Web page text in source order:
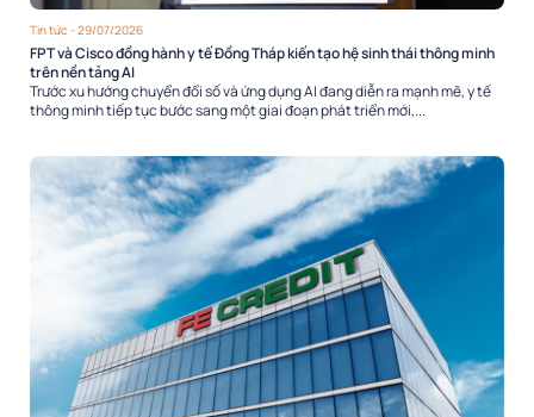
Tin tức - 29/07/2026
FPT và Cisco đồng hành y tế Đồng Tháp kiến tạo hệ sinh thái thông minh
trên nền tảng AI
Trước xu hướng chuyển đổi số và ứng dụng AI đang diễn ra mạnh mẽ, y tế
thông minh tiếp tục bước sang một giai đoạn phát triển mới,...